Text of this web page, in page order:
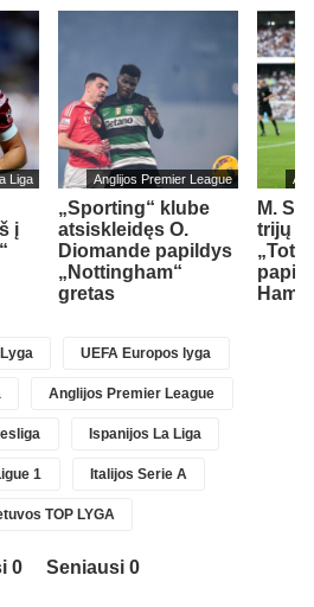
Liga
į
Anglijos Premier League
„Sporting“ klube
atsiskleidęs O.
Diomande papildys
„Nottingham“
gretas
M.
trijų
UEFA Europos lyga
Anglijos Premier League
Ispanijos La Liga
1 Italijos Serie A
TOP LYGA
0
Seniausi 0